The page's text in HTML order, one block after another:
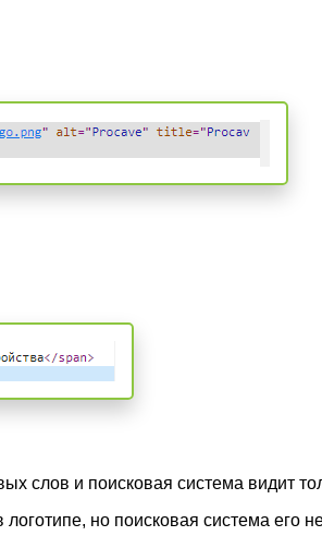
слов и поисковая система видит
но поисковая система его